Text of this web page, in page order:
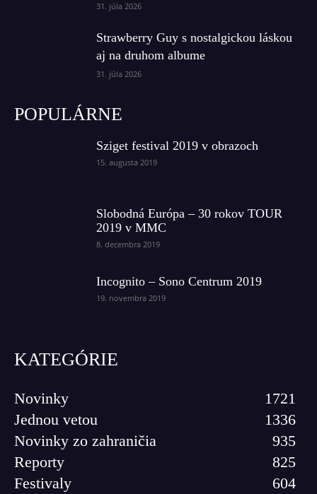
31. júla 2026
Strawberry Guy s nostalgickou láskou
aj na druhom albume
31. júla 2026
POPULÁRNE
Sziget festival 2019 v obrazoch
15. augusta 2019
Slobodná Európa – 30 rokov TOUR
2019 v MMC
8. decembra 2019
Incognito – Sono Centrum 2019
19. novembra 2019
KATEGÓRIE
Novinky
1721
Jednou vetou
1336
Novinky zo zahraničia
935
Reporty
825
Festivaly
604